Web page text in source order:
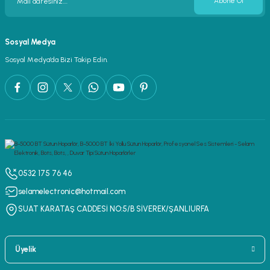
Sosyal Medya
Sosyal Medya’da Bizi Takip Edin.
0532 175 76 46
selamelectronic@hotmail.com
SUAT KARATAŞ CADDESİ NO:5/B SİVEREK/ŞANLIURFA
Üyelik